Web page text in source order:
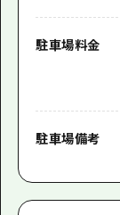
駐車場料金
駐車場備考